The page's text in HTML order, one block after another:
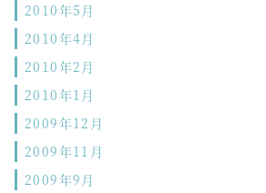
2010年5月
2010年4月
2010年2月
2010年1月
2009年12月
2009年11月
2009年9月